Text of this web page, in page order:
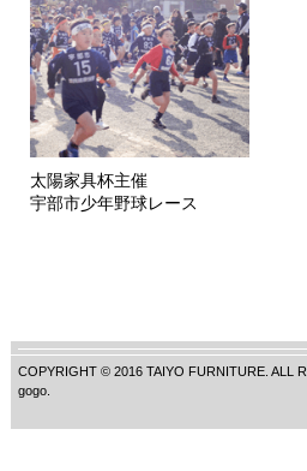
太陽家具杯主催
宇部市少年野球レース
COPYRIGHT © 2016 TAIYO FURNITURE. ALL
gogo